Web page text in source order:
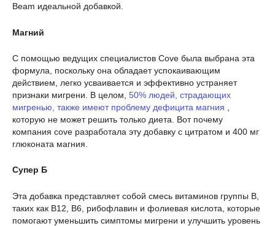
Beam идеальной добавкой.
Магний
С помощью ведущих специалистов Cove была выбрана эта
формула, поскольку она обладает успокаивающим
действием, легко усваивается и эффективно устраняет
признаки мигрени. В целом, 50% людей, страдающих
мигренью, также имеют проблему дефицита магния
которую не может решить только диета. Вот почему
компания cove разработала эту добавку с цитратом и 400 мг
глюконата магния.
Супер Б
Эта добавка представляет собой смесь витаминов группы В,
таких как В12, В6, рибофлавин и фолиевая кислота, которые
помогают уменьшить симптомы мигрени и улучшить уровень